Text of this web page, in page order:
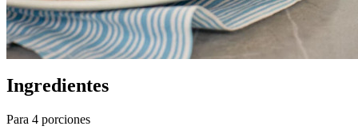
Ingredientes
Para 4 porciones